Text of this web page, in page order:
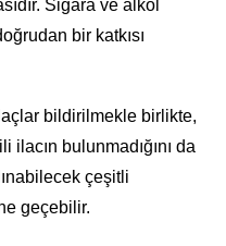
Sigara ve alkol
bir katkısı
bildirilmekle birlikte,
bulunmadığını da
çeşitli
geçebilir.